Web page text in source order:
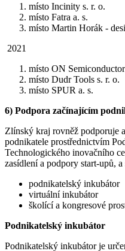
místo Incinity s. r. o.
místo Fatra a. s.
místo Martin Horák -
2021
místo ON
místo Dudr Tools s. r. o.
místo SPUR a. s.
6) Podpora začínajícím
Zlínský kraj rovněž podporuje
podnikatele prostřednictvím
Technologického inovačního
zasídlení a podpory start-upů, a
podnikatelský inkubátor
virtuální inkubátor
školící a kongresové
Podnikatelský inkubátor
Podnikatelský inkubátor je